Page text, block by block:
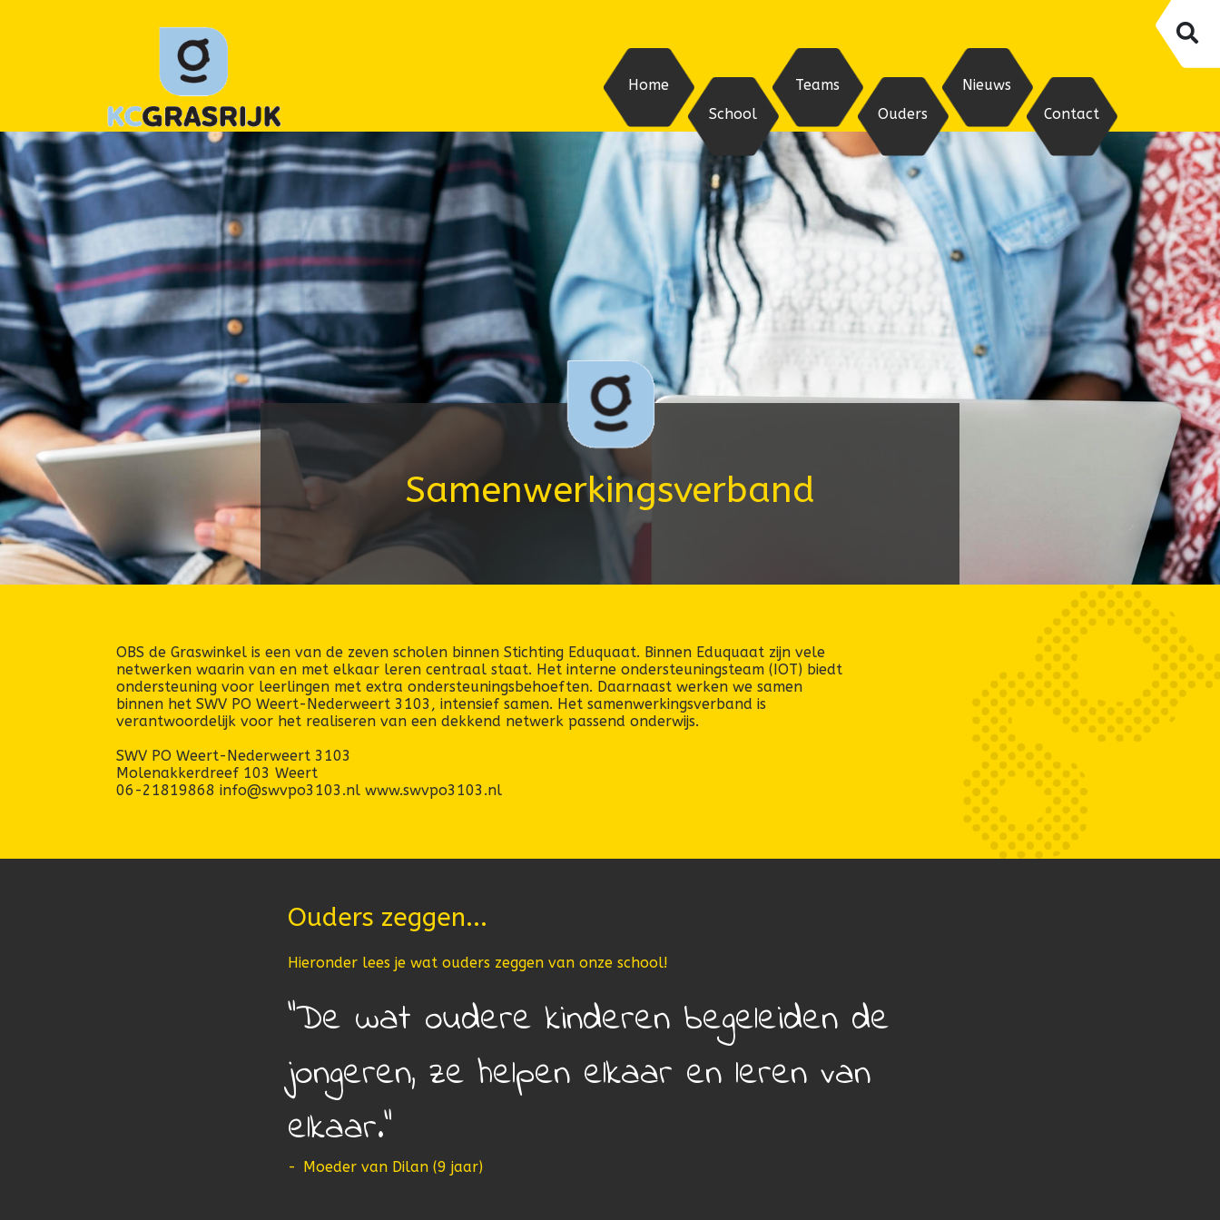
Home
School
Teams
Ouders
Nieuws
Contact
Samenwerkingsverband
OBS de Graswinkel is een van de zeven scholen binnen Stichting Eduquaat. Binnen Eduquaat zijn vele
netwerken waarin van en met elkaar leren centraal staat. Het interne ondersteuningsteam (IOT) biedt
ondersteuning voor leerlingen met extra ondersteuningsbehoeften. Daarnaast werken we samen
binnen het SWV PO Weert-Nederweert 3103, intensief samen. Het samenwerkingsverband is
verantwoordelijk voor het realiseren van een dekkend netwerk passend onderwijs.
SWV PO Weert-Nederweert 3103
Molenakkerdreef 103 Weert
06-21819868 info@swvpo3103.nl www.swvpo3103.nl
Ouders zeggen...
Hieronder lees je wat ouders zeggen van onze school!
De wat oudere kinderen begeleiden de
jongeren, ze helpen elkaar en leren van
elkaar.
- Moeder van Dilan (9 jaar)